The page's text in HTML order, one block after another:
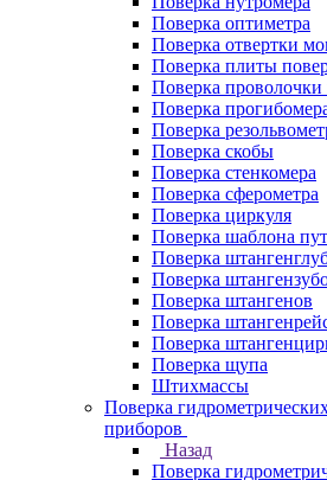
Поверка оптиметра
Поверка отвертки
Поверка плиты
Поверка проволочки
Поверка
Поверка
Поверка скобы
Поверка стенкомера
Поверка сферометра
Поверка циркуля
Поверка шаблона
Поверка
Поверка
Поверка штангенов
Поверка
Поверка
Поверка щупа
Штихмассы
Поверка
приборов
Назад
Поверка